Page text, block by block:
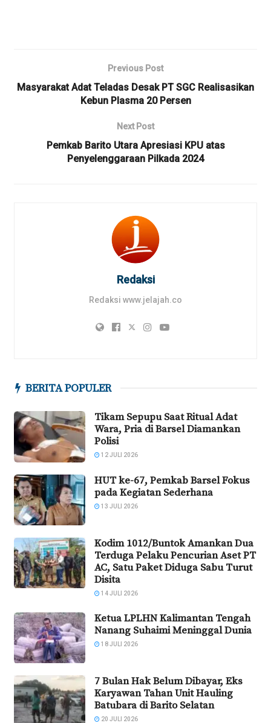
Previous Post
Masyarakat Adat Teladas Desak PT SGC Realisasikan
Kebun Plasma 20 Persen
Next Post
Pemkab Barito Utara Apresiasi KPU atas
Penyelenggaraan Pilkada 2024
Redaksi
Redaksi www.jelajah.co
BERITA POPULER
Tikam Sepupu Saat Ritual Adat
Wara, Pria di Barsel Diamankan
Polisi
12 JULI 2026
HUT ke-67, Pemkab Barsel Fokus
pada Kegiatan Sederhana
13 JULI 2026
Kodim 1012/Buntok Amankan Dua
Terduga Pelaku Pencurian Aset PT
AC, Satu Paket Diduga Sabu Turut
Disita
14 JULI 2026
Ketua LPLHN Kalimantan Tengah
Nanang Suhaimi Meninggal Dunia
18 JULI 2026
7 Bulan Hak Belum Dibayar, Eks
Karyawan Tahan Unit Hauling
Batubara di Barito Selatan
20 JULI 2026